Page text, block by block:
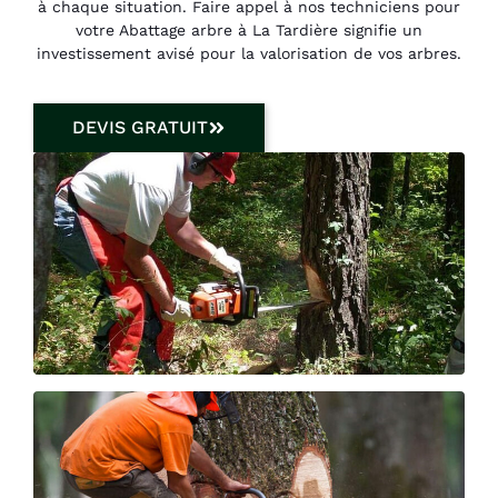
à chaque situation. Faire appel à nos techniciens pour
votre Abattage arbre à La Tardière signifie un
investissement avisé pour la valorisation de vos arbres.
DEVIS GRATUIT